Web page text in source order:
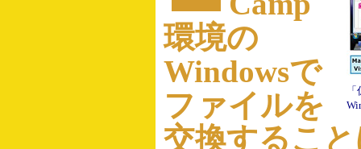
環境の
Windowsで
ファイルを
交換するこ